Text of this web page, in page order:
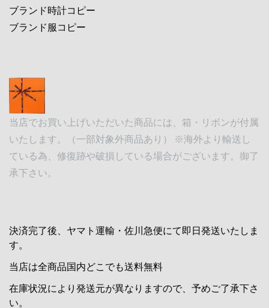
ブランド時計コピー
ブランド服コピー
当店でお買い上げいただいた商品には、箱・リボンが付属
いたします。（一部対象外商品あり） ※海外より輸送し
ている為、修復跡や破損している場合がございます。御了
承下さい。
決済完了後、ヤマト運輸・佐川急便にて即日発送いたしま
す。
当店は全商品国内どこでも送料無料
在庫状況により発送元が異なりますので、予めご了承下さ
い。